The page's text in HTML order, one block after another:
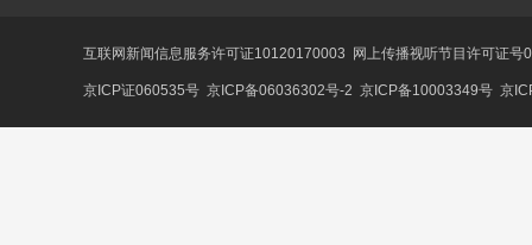
互联网新闻信息服务许可证10120170003 网上传播视听节目许可证
京ICP证060535号 京ICP备06036302号-2 京ICP备10003349号 京